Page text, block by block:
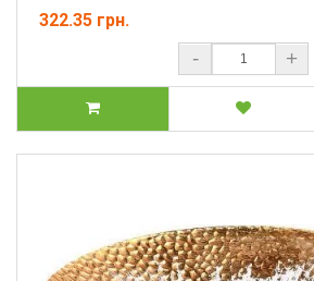
322.35 грн.
- +